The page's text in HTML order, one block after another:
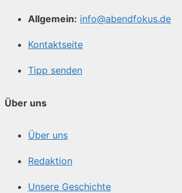
Allgemein: info@abendfokus.de
Kontaktseite
Tipp senden
Über uns
Über uns
Redaktion
Unsere Geschichte